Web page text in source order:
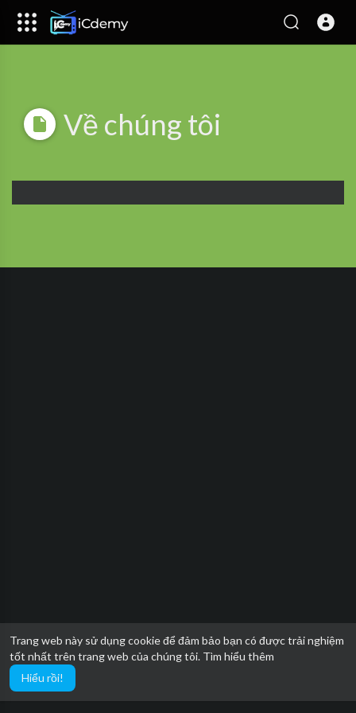
Trang web này sử dụng cookie để đảm bảo bạn có được trải nghiệm
tốt nhất trên trang web của chúng tôi. Tìm hiểu thêm
Hiểu rồi!
Về chúng tôi